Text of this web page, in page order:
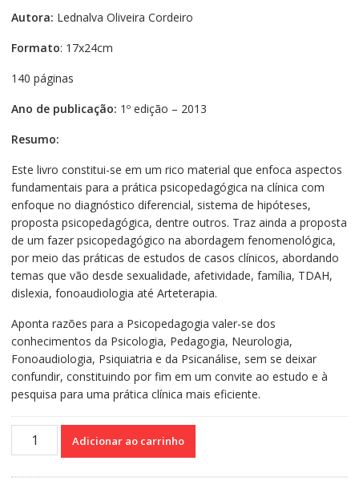
Autora: Lednalva Oliveira Cordeiro
Formato: 17x24cm
140 páginas
Ano de publicação: 1º edição – 2013
Resumo:
Este livro constitui-se em um rico material que enfoca aspectos
fundamentais para a prática psicopedagógica na clínica com
enfoque no diagnóstico diferencial, sistema de hipóteses,
proposta psicopedagógica, dentre outros. Traz ainda a proposta
de um fazer psicopedagógico na abordagem fenomenológica,
por meio das práticas de estudos de casos clínicos, abordando
temas que vão desde sexualidade, afetividade, família, TDAH,
dislexia, fonoaudiologia até Arteterapia.
Aponta razões para a Psicopedagogia valer-se dos
conhecimentos da Psicologia, Pedagogia, Neurologia,
Fonoaudiologia, Psiquiatria e da Psicanálise, sem se deixar
confundir, constituindo por fim em um convite ao estudo e à
pesquisa para uma prática clínica mais eficiente.
Teoria
Adicionar ao carrinho